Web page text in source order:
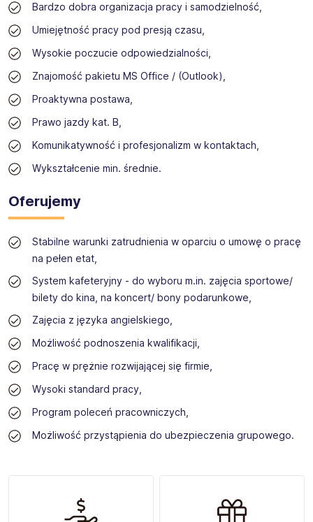
Bardzo dobra organizacja pracy i samodzielność,
Umiejętność pracy pod presją czasu,
Wysokie poczucie odpowiedzialności,
Znajomość pakietu MS Office / (Outlook),
Proaktywna postawa,
Prawo jazdy kat. B,
Komunikatywność i profesjonalizm w kontaktach,
Wykształcenie min. średnie.
Oferujemy
Stabilne warunki zatrudnienia w oparciu o umowę o pracę
na pełen etat,
System kafeteryjny - do wyboru m.in. zajęcia sportowe/
bilety do kina, na koncert/ bony podarunkowe,
Zajęcia z języka angielskiego,
Możliwość podnoszenia kwalifikacji,
Pracę w prężnie rozwijającej się firmie,
Wysoki standard pracy,
Program poleceń pracowniczych,
Możliwość przystąpienia do ubezpieczenia grupowego.